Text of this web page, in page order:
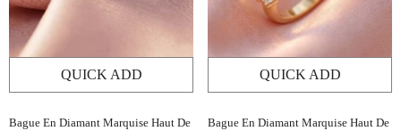
QUICK ADD
Bague En Diamant Marquise Haut De
QUICK ADD
Bague En Diamant Marquise Haut De